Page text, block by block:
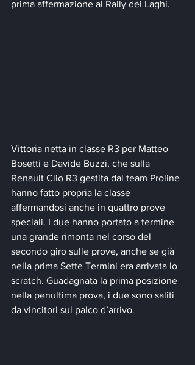
prima affermazione al Rally dei Laghi.
Vittoria netta in classe R3 per Matteo
Bosetti e Davide Buzzi, che sulla
Renault Clio R3 gestita dal team Proline
hanno fatto propria la classe
affermandosi anche in quattro prove
speciali. I due hanno portato a termine
una grande rimonta nel corso del
secondo giro sulle prove, anche se già
nella prima Sette Termini era arrivata lo
scratch. Guadagnata la prima posizione
nella penultima prova, i due sono saliti
da vincitori sul palco d’arrivo.